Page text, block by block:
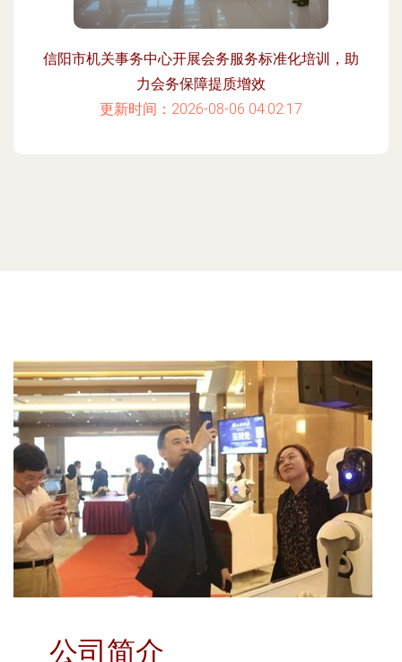
信阳市机关事务中心开展会务服务标准化培训，助
力会务保障提质增效
更新时间：2026-08-06 04:02:17
公司简介